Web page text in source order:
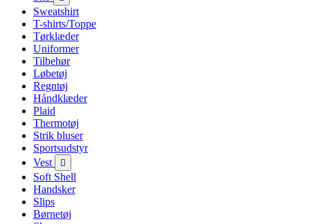
Sweatshirt
T-shirts/Toppe
Tørklæder
Uniformer
Tilbehør
Løbetøj
Regntøj
Håndklæder
Plaid
Thermotøj
Strik bluser
Sportsudstyr
Vest

Soft Shell
Handsker
Slips
Børnetøj